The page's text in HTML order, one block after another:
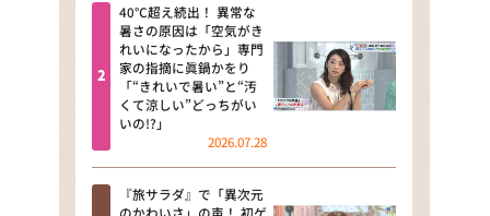
news おかえり
河合＆A.B.C-Z塚田×福井アナ
「なんでやねん！？」（news お
かえり）
DAIGOも台所 ～きょうの献立 何
にする？～
40℃超え続出！ 異常な
暑さの原因は「空気がき
れいになったから」専門
家の指摘に眞鍋かをり
「“きれいで暑い”と“汚
くて涼しい”どっちがい
いの!?」
2026.07.28
『旅サラダ』で「異次元
のかわいさ」の声！ 初ゲ